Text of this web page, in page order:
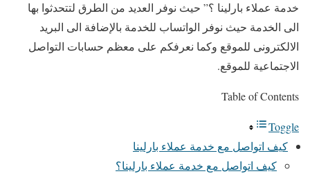
خدمة عملاء بارلينا ؟” حيث نوفر العديد من الطرق لتتحدثوا بها
الى الخدمة حيث نوفر الواتساب للخدمة بالإضافة الى البريد
الالكترونى للموقع وكما نعرفكم على معظم حسابات التواصل
الاجتماعية للموقع.
Table of Contents
Toggle
كيف اتواصل مع خدمة عملاء بارلينا
كيف اتواصل مع خدمة عملاء بارلينا؟